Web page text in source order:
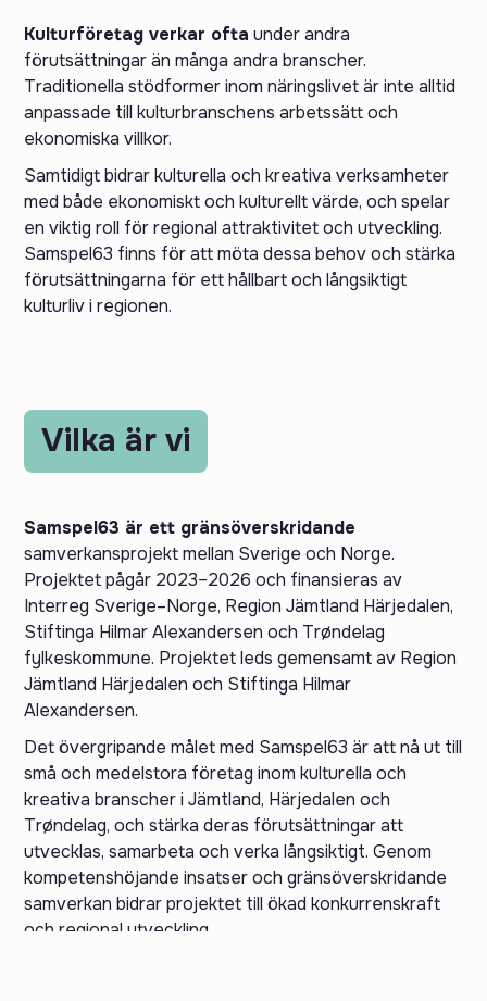
Kulturföretag verkar ofta under andra
förutsättningar än många andra branscher.
Traditionella stödformer inom näringslivet är inte alltid
anpassade till kulturbranschens arbetssätt och
ekonomiska villkor.
Samtidigt bidrar kulturella och kreativa verksamheter
med både ekonomiskt och kulturellt värde, och spelar
en viktig roll för regional attraktivitet och utveckling.
Samspel63 finns för att möta dessa behov och stärka
förutsättningarna för ett hållbart och långsiktigt
kulturliv i regionen.
Vilka är vi
Samspel63 är ett gränsöverskridande
samverkansprojekt mellan Sverige och Norge.
Projektet pågår 2023–2026 och finansieras av
Interreg Sverige–Norge, Region Jämtland Härjedalen,
Stiftinga Hilmar Alexandersen och Trøndelag
fylkeskommune. Projektet leds gemensamt av Region
Jämtland Härjedalen och Stiftinga Hilmar
Alexandersen.
Det övergripande målet med Samspel63 är att nå ut till
små och medelstora företag inom kulturella och
kreativa branscher i Jämtland, Härjedalen och
Trøndelag, och stärka deras förutsättningar att
utvecklas, samarbeta och verka långsiktigt. Genom
kompetenshöjande insatser och gränsöverskridande
samverkan bidrar projektet till ökad konkurrenskraft
och regional utveckling.